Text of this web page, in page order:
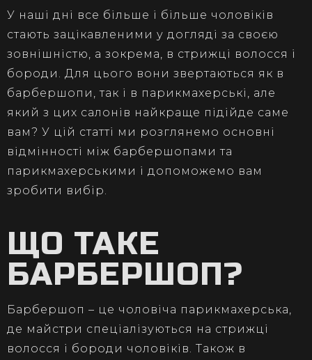
У наші дні все більше і більше чоловіків
стають зацікавленими у догляді за своєю
зовнішністю, а зокрема, в стрижці волосся і
бороди. Для цього вони звертаються як в
барбершопи, так і в парикмахерські, але
який з цих салонів найкраще підійде саме
вам? У цій статті ми розглянемо основні
відмінності між барбершопами та
парикмахерськими і допоможемо вам
зробити вибір.
ЩО ТАКЕ
БАРБЕРШОП?
Барбершоп – це чоловіча парикмахерська,
де майстри спеціалізуються на стрижці
волосся і бороди чоловіків. Також в